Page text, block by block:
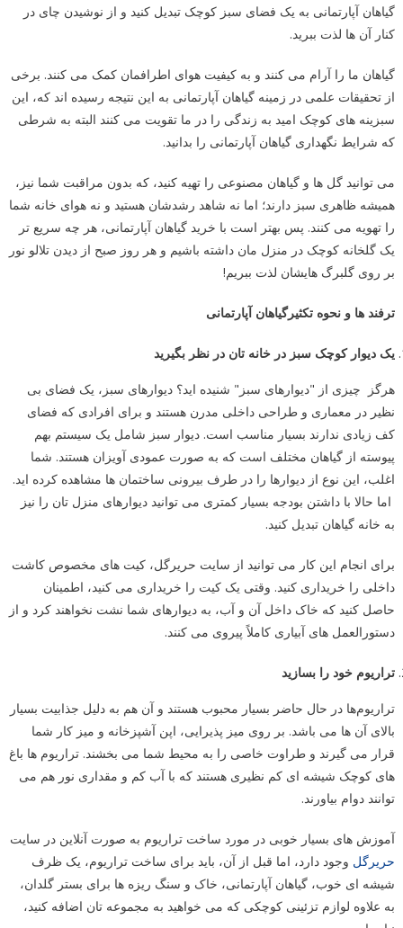
گیاهان آپارتمانی به یک فضای سبز کوچک تبدیل کنید و از نوشیدن چای در
کنار آن ها لذت ببرید.
گیاهان ما را آرام می کنند و به کیفیت هوای اطرافمان کمک می کنند. برخی
از تحقیقات علمی در زمینه گیاهان آپارتمانی به این نتیجه رسیده اند که، این
سبزینه های کوچک امید به زندگی را در ما تقویت می کنند البته به شرطی
که شرایط نگهداری گیاهان آپارتمانی را بدانید.
می توانید گل ها و گیاهان مصنوعی را تهیه کنید، که بدون مراقبت شما نیز،
همیشه ظاهری سبز دارند؛ اما نه شاهد رشدشان هستید و نه هوای خانه شما
را تهویه می کنند. پس بهتر است با خرید گیاهان آپارتمانی، هر چه سریع تر
یک گلخانه کوچک در منزل مان داشته باشیم و هر روز صبح از دیدن تلالو نور
بر روی گلبرگ هایشان لذت ببریم!
ترفند ها و نحوه تکثیرگیاهان آپارتمانی
یک دیوار کوچک سبز در خانه تان در نظر بگیرید
هرگز چیزی از "دیوارهای سبز" شنیده اید؟ دیوارهای سبز، یک فضای بی
نظیر در معماری و طراحی داخلی مدرن هستند و برای افرادی که فضای
کف زیادی ندارند بسیار مناسب است. دیوار سبز شامل یک سیستم بهم
پیوسته از گیاهان مختلف است که به صورت عمودی آویزان هستند. شما
اغلب، این نوع از دیوارها را در طرف بیرونی ساختمان ها مشاهده کرده اید.
اما حالا با داشتن بودجه بسیار کمتری می توانید دیوارهای منزل تان را نیز
به خانه گیاهان تبدیل کنید.
برای انجام این کار می توانید از سایت حریرگل، کیت های مخصوص کاشت
داخلی را خریداری کنید. وقتی یک کیت را خریداری می کنید، اطمینان
حاصل کنید که خاک داخل آن و آب، به دیوارهای شما نشت نخواهند کرد و از
دستورالعمل های آبیاری کاملاً پیروی می کنند.
تراریوم خود را بسازید
تراریوم‌ها در حال حاضر بسیار محبوب هستند و آن هم به دلیل جذابیت بسیار
بالای آن ها می باشد. بر روی میز پذیرایی، اپن آشپزخانه و میز کار شما
قرار می گیرند و طراوت خاصی را به محیط شما می بخشند. تراریوم ها باغ
های کوچک شیشه ای کم نظیری هستند که با آب کم و مقداری نور هم می
توانند دوام بیاورند.
آموزش های بسیار خوبی در مورد ساخت تراریوم‌ به صورت آنلاین در سایت
حریرگل وجود دارد، اما قبل از آن، باید برای ساخت تراریوم، یک ظرف
شیشه ای خوب، گیاهان آپارتمانی، خاک و سنگ ریزه ها برای بستر گلدان،
به علاوه لوازم تزئینی کوچکی که می خواهید به مجموعه تان اضافه کنید،